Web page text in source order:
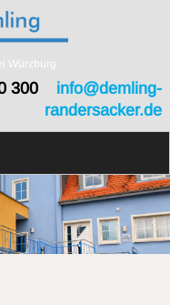
Würzburg
300 info@demling-
randersacker.de